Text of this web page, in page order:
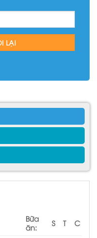
Bữa
ăn:
S T C